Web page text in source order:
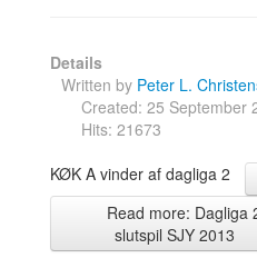
Details
Written by Peter L.
Created: 25 September
Hits: 21673
KØK A vinder af dagliga 2
Read more: Dagliga
slutspil SJY 2013